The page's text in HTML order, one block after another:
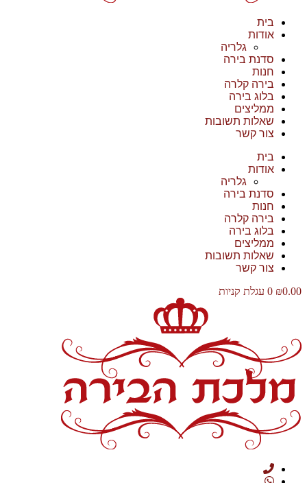
בית
אודות
גלריה
סדנת בירה
חנות
בירה קלרה
בלוג בירה
ממליצים
שאלות תשובות
צור קשר
בית
אודות
גלריה
סדנת בירה
חנות
בירה קלרה
בלוג בירה
ממליצים
שאלות תשובות
צור קשר
₪0.00
0 עגלת קניות